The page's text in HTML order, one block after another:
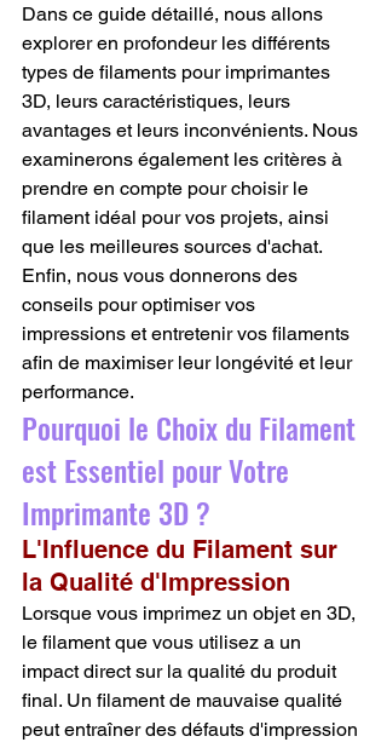
Dans ce guide détaillé, nous allons
explorer en profondeur les différents
types de filaments pour imprimantes
3D, leurs caractéristiques, leurs
avantages et leurs inconvénients. Nous
examinerons également les critères à
prendre en compte pour choisir le
filament idéal pour vos projets, ainsi
que les meilleures sources d'achat.
Enfin, nous vous donnerons des
conseils pour optimiser vos
impressions et entretenir vos filaments
afin de maximiser leur longévité et leur
performance.
Pourquoi le Choix du Filament
est Essentiel pour Votre
Imprimante 3D ?
L'Influence du Filament sur
la Qualité d'Impression
Lorsque vous imprimez un objet en 3D,
le filament que vous utilisez a un
impact direct sur la qualité du produit
final. Un filament de mauvaise qualité
peut entraîner des défauts d'impression